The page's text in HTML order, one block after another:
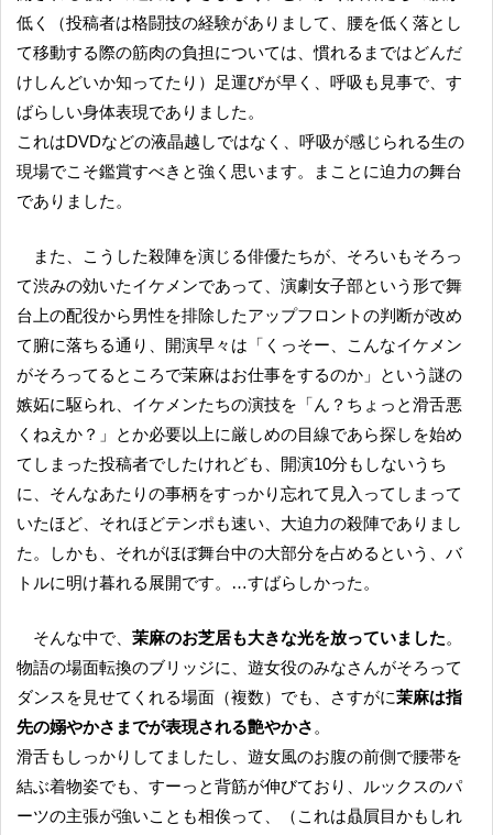
低く（投稿者は格闘技の経験がありまして、腰を低く落とし
て移動する際の筋肉の負担については、慣れるまではどんだ
けしんどいか知ってたり）足運びが早く、呼吸も見事で、す
ばらしい身体表現でありました。
これはDVDなどの液晶越しではなく、呼吸が感じられる生の
現場でこそ鑑賞すべきと強く思います。まことに迫力の舞台
でありました。
また、こうした殺陣を演じる俳優たちが、そろいもそろっ
て渋みの効いたイケメンであって、演劇女子部という形で舞
台上の配役から男性を排除したアップフロントの判断が改め
て腑に落ちる通り、開演早々は「くっそー、こんなイケメン
がそろってるところで茉麻はお仕事をするのか」という謎の
嫉妬に駆られ、イケメンたちの演技を「ん？ちょっと滑舌悪
くねえか？」とか必要以上に厳しめの目線であら探しを始め
てしまった投稿者でしたけれども、開演10分もしないうち
に、そんなあたりの事柄をすっかり忘れて見入ってしまって
いたほど、それほどテンポも速い、大迫力の殺陣でありまし
た。しかも、それがほぼ舞台中の大部分を占めるという、バ
トルに明け暮れる展開です。…すばらしかった。
そんな中で、茉麻のお芝居も大きな光を放っていました。
物語の場面転換のブリッジに、遊女役のみなさんがそろって
ダンスを見せてくれる場面（複数）でも、さすがに茉麻は指
先の嫋やかさまでが表現される艶やかさ。
滑舌もしっかりしてましたし、遊女風のお腹の前側で腰帯を
結ぶ着物姿でも、すーっと背筋が伸びており、ルックスのパ
ーツの主張が強いことも相俟って、（これは贔屓目かもしれ